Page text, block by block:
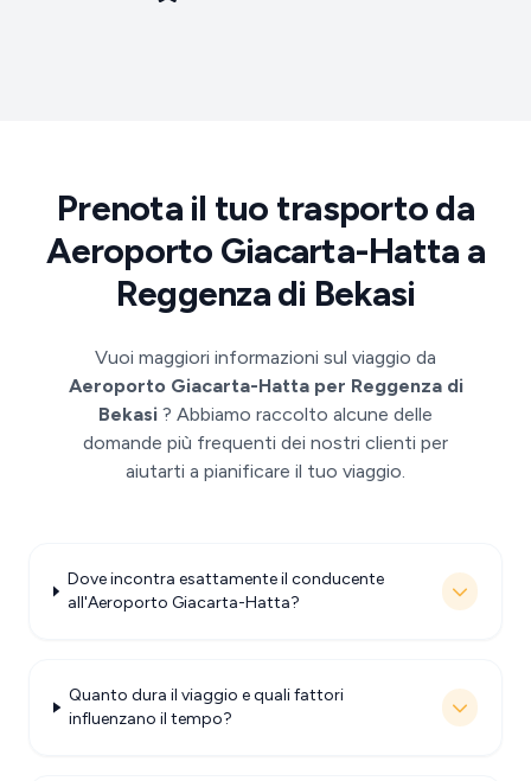
Prenota il tuo trasporto da
Aeroporto Giacarta-Hatta a
Reggenza di Bekasi
Vuoi maggiori informazioni sul viaggio da
Aeroporto Giacarta-Hatta per Reggenza di
Bekasi ? Abbiamo raccolto alcune delle
domande più frequenti dei nostri clienti per
aiutarti a pianificare il tuo viaggio.
Dove incontra esattamente il conducente
all'Aeroporto Giacarta-Hatta?
Quanto dura il viaggio e quali fattori
influenzano il tempo?